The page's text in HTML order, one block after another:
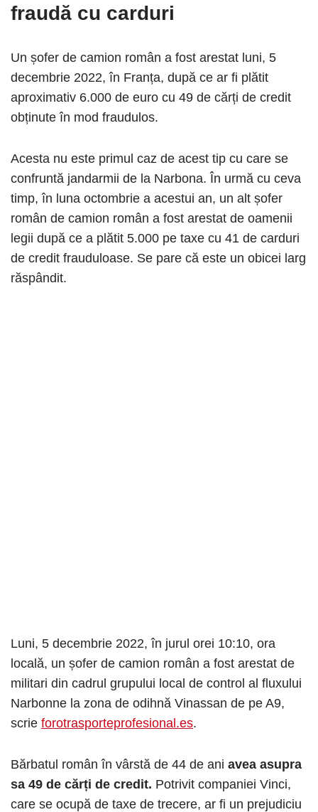
fraudă cu carduri
Un șofer de camion român a fost arestat luni, 5
decembrie 2022, în Franța, după ce ar fi plătit
aproximativ 6.000 de euro cu 49 de cărți de credit
obținute în mod fraudulos.
Acesta nu este primul caz de acest tip cu care se
confruntă jandarmii de la Narbona. În urmă cu ceva
timp, în luna octombrie a acestui an, un alt șofer
român de camion român a fost arestat de oamenii
legii după ce a plătit 5.000 pe taxe cu 41 de carduri
de credit frauduloase. Se pare că este un obicei larg
răspândit.
Luni, 5 decembrie 2022, în jurul orei 10:10, ora
locală, un șofer de camion român a fost arestat de
militari din cadrul grupului local de control al fluxului
Narbonne la zona de odihnă Vinassan de pe A9,
scrie forotrasporteprofesional.es.
Bărbatul român în vârstă de 44 de ani avea asupra
sa 49 de cărți de credit. Potrivit companiei Vinci,
care se ocupă de taxe de trecere, ar fi un prejudiciu